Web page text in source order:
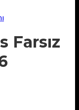
Farsız